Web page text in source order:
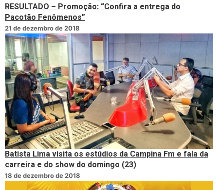
RESULTADO – Promoção: “Confira a entrega do
Pacotão Fenômenos”
21 de dezembro de 2018
Batista Lima visita os estúdios da Campina Fm e fala da
carreira e do show do domingo (23)
18 de dezembro de 2018